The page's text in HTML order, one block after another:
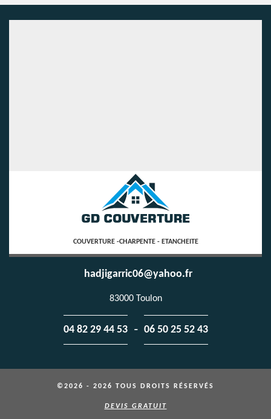
COUVERTURE -CHARPENTE - ETANCHEITE
hadjigarric06@yahoo.fr
83000 Toulon
04 82 29 44 53 - 06 50 25 52 43
©2026 - 2026 TOUS DROITS RÉSERVÉS
DEVIS GRATUIT